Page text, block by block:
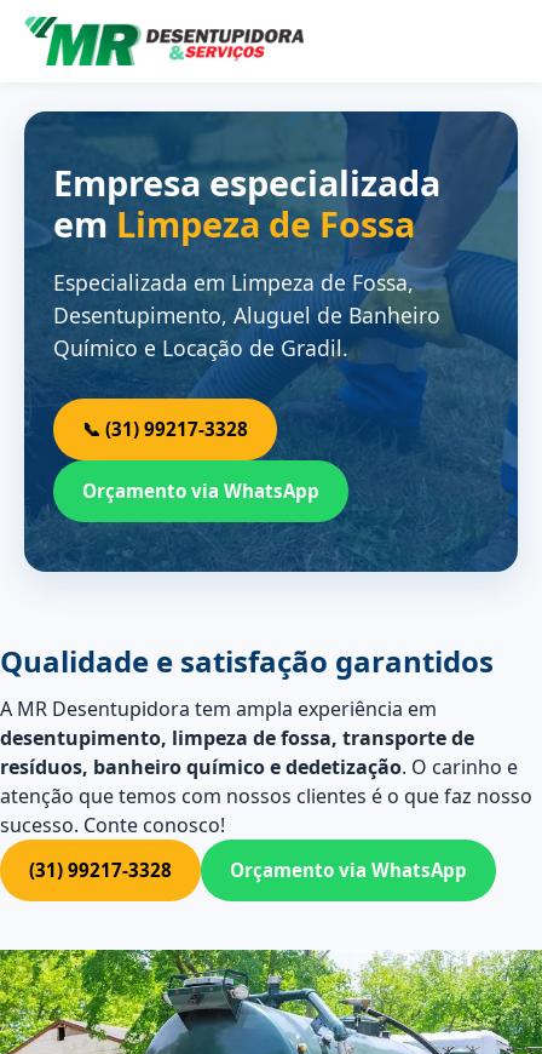
Empresa especializada
em Limpeza de Fossa
Especializada em Limpeza de Fossa,
Desentupimento, Aluguel de Banheiro
Químico e Locação de Gradil.
📞 (31) 99217-3328
Orçamento via WhatsApp
Qualidade e satisfação garantidos
A MR Desentupidora tem ampla experiência em
desentupimento, limpeza de fossa, transporte de
resíduos, banheiro químico e dedetização. O carinho e
atenção que temos com nossos clientes é o que faz nosso
sucesso. Conte conosco!
(31) 99217-3328 Orçamento via WhatsApp